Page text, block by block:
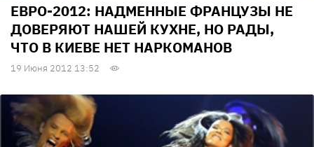
ЕВРО-2012: НАДМЕННЫЕ ФРАНЦУЗЫ НЕ
ДОВЕРЯЮТ НАШЕЙ КУХНЕ, НО РАДЫ,
ЧТО В КИЕВЕ НЕТ НАРКОМАНОВ
19 Июня 2012 13:52